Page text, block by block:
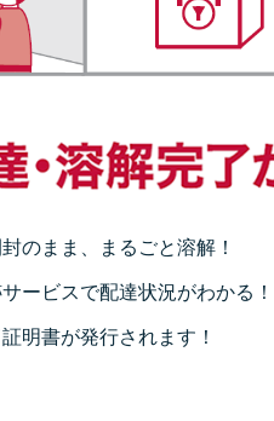
のまま、まるごと溶解！
ービスで配達状況がわかる！
明書が発行されます！